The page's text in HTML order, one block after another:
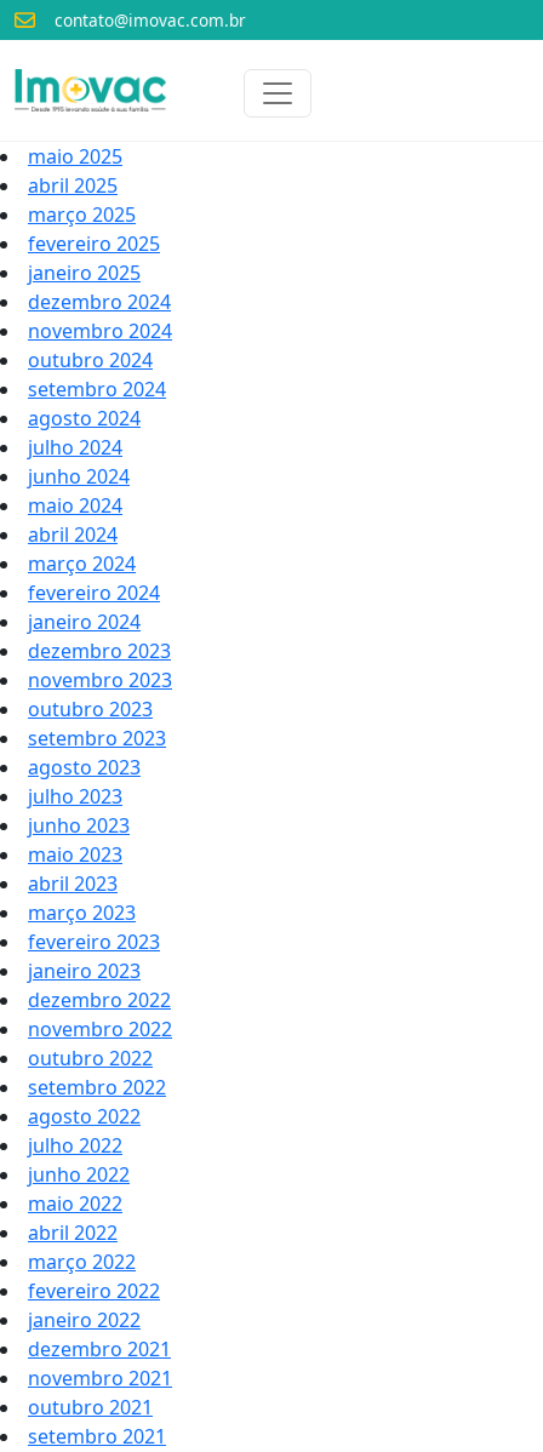
contato@imovac.com.br
Voltar para o início
maio 2025
abril 2025
março 2025
fevereiro 2025
janeiro 2025
dezembro 2024
novembro 2024
outubro 2024
setembro 2024
agosto 2024
julho 2024
junho 2024
maio 2024
abril 2024
março 2024
fevereiro 2024
janeiro 2024
dezembro 2023
novembro 2023
outubro 2023
setembro 2023
agosto 2023
julho 2023
junho 2023
maio 2023
abril 2023
março 2023
fevereiro 2023
janeiro 2023
dezembro 2022
novembro 2022
outubro 2022
setembro 2022
agosto 2022
julho 2022
junho 2022
maio 2022
abril 2022
março 2022
fevereiro 2022
janeiro 2022
dezembro 2021
novembro 2021
outubro 2021
setembro 2021